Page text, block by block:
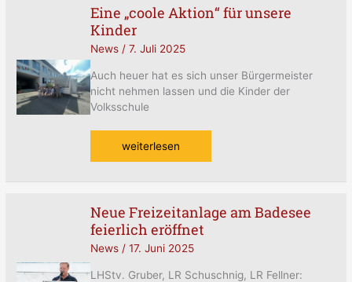
Eine „coole Aktion“ für unsere
Kinder
News/ 7. Juli 2025
Auch heuer hat es sich unser Bürgermeister
nicht nehmen lassen und die Kinder der
Volksschule
Eine
„coole
Aktion“
für
unsere
Kinder
weiterlesen
Neue Freizeitanlage am Badesee
feierlich eröffnet
News/ 17. Juni 2025
LHStv. Gruber, LR Schuschnig, LR Fellner:
Neue
Freizeitanlage
am
Badesee
feierlich